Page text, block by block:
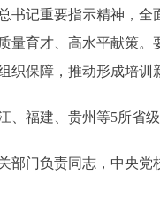
书记重要指示精神，
量育才、高水平献策
织保障，推动形成培训
福建、贵州等5所省级
门负责同志，中央党